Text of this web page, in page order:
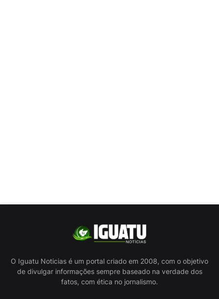
O Iguatu Noticias é um portal criado em 2008, com o objetivo
de divulgar informações sempre baseado na verdade dos
fatos, com ética no jornalismo.